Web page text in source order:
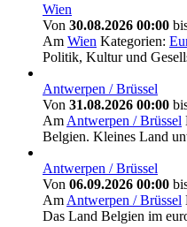
Wien
Von 30.08.2026 00:00
Am Wien Kategorien:
Politik, Kultur und
Antwerpen / Brüssel
Von 31.08.2026 00:00
Am Antwerpen / Brüssel
Belgien. Kleines Land
Antwerpen / Brüssel
Von 06.09.2026 00:00
Am Antwerpen / Brüssel
Das Land Belgien im